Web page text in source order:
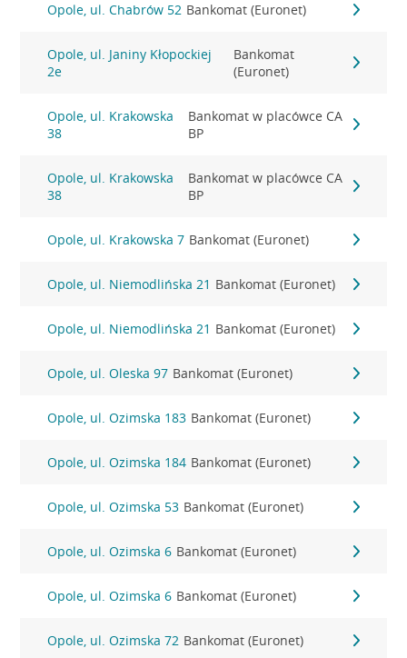
Opole, ul. Chabrów 52 Bankomat (Euronet)
Opole, ul. Janiny Kłopockiej
2e
Bankomat
(Euronet)
Opole, ul. Krakowska
38
Bankomat w placówce CA
BP
Opole, ul. Krakowska
38
Bankomat w placówce CA
BP
Opole, ul. Krakowska 7 Bankomat (Euronet)
Opole, ul. Niemodlińska 21 Bankomat (Euronet)
Opole, ul. Niemodlińska 21 Bankomat (Euronet)
Opole, ul. Oleska 97 Bankomat (Euronet)
Opole, ul. Ozimska 183 Bankomat (Euronet)
Opole, ul. Ozimska 184 Bankomat (Euronet)
Opole, ul. Ozimska 53 Bankomat (Euronet)
Opole, ul. Ozimska 6 Bankomat (Euronet)
Opole, ul. Ozimska 6 Bankomat (Euronet)
Opole, ul. Ozimska 72 Bankomat (Euronet)